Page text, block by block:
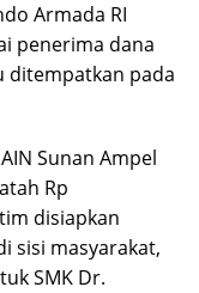
Armada RI
penerima dana
ditempatkan pada
Sunan Ampel
Rp
disiapkan
sisi masyarakat,
SMK Dr.